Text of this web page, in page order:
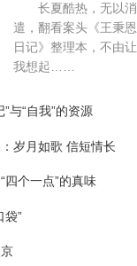
长夏酷热，无以消
遣，翻看案头《王秉恩
日记》整理本，不由让
我想起……
与“自我”的资源
岁月如歌 信短情长
四个一点”的真味
袋”